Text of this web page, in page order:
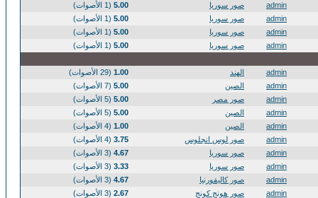
admin
صور سوريا 5.00 (1 الأصوات)
admin
صور سوريا 5.00 (1 الأصوات)
admin
صور سوريا 5.00 (1 الأصوات)
admin
صور سوريا 5.00 (1 الأصوات)
admin الهند 1.00 (29 الأصوات)
admin
الصين 5.00 (7 الأصوات)
admin
صور مصر 5.00 (5 الأصوات)
admin
الصين 5.00 (5 الأصوات)
admin
الصين 1.00 (4 الأصوات)
admin
صور لوس انجلوس 3.75 (4 الأصوات)
admin
صور سوريا 4.67 (3 الأصوات)
admin
صور سوريا 3.33 (3 الأصوات)
admin
صور كاليفورنيا 4.67 (3 الأصوات)
admin
صور هونج كونج 2.67 (3 الأصوات)